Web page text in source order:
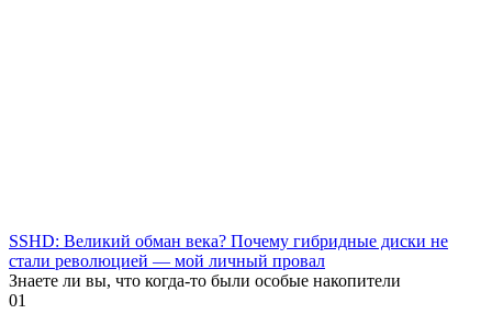
SSHD: Великий обман века? Почему гибридные диски не
стали революцией — мой личный провал
Знаете ли вы, что когда-то были особые накопители
01